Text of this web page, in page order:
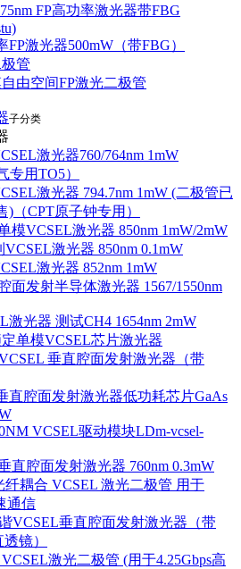
FP高功率激光器带FBG
FP激光器500mW（带FBG）
管
自由空间FP激光二极管
子分类
激光器760/764nm 1mW
专用TO5）
激光器 794.7nm 1mW (二极管已
)（CPT原子钟专用）
模VCSEL激光器 850nm 1mW/2mW
激光器 850nm 0.1mW
激光器 852nm 1mW
面发射半导体激光器 1567/1550nm
激光器 测试CH4 1654nm 2mW
单模VCSEL芯片激光器
垂直腔面发射激光器（带
直腔面发射激光器低功耗芯片GaAs
VCSEL驱动模块LDm-vcsel-
直腔面发射激光器 760nm 0.3mW
纤耦合 VCSEL 激光二极管 用于
通信
VCSEL垂直腔面发射激光器（带
镜）
VCSEL激光二极管 (用于4.25Gbps高